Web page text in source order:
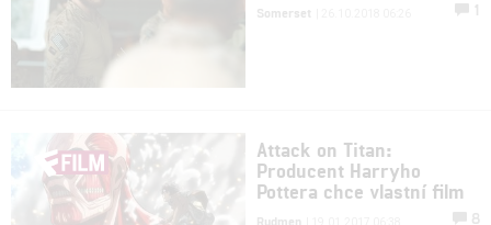
Somerset 1
Attack on Titan:
Producent Harryho
Pottera chce vlastní film
Rudmen 8